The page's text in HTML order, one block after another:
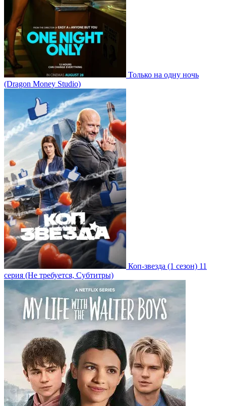
Только на одну ночь
(Dragon Money Studio)
Коп-звезда (1 сезон) 11
серия (Не требуется, Субтитры)